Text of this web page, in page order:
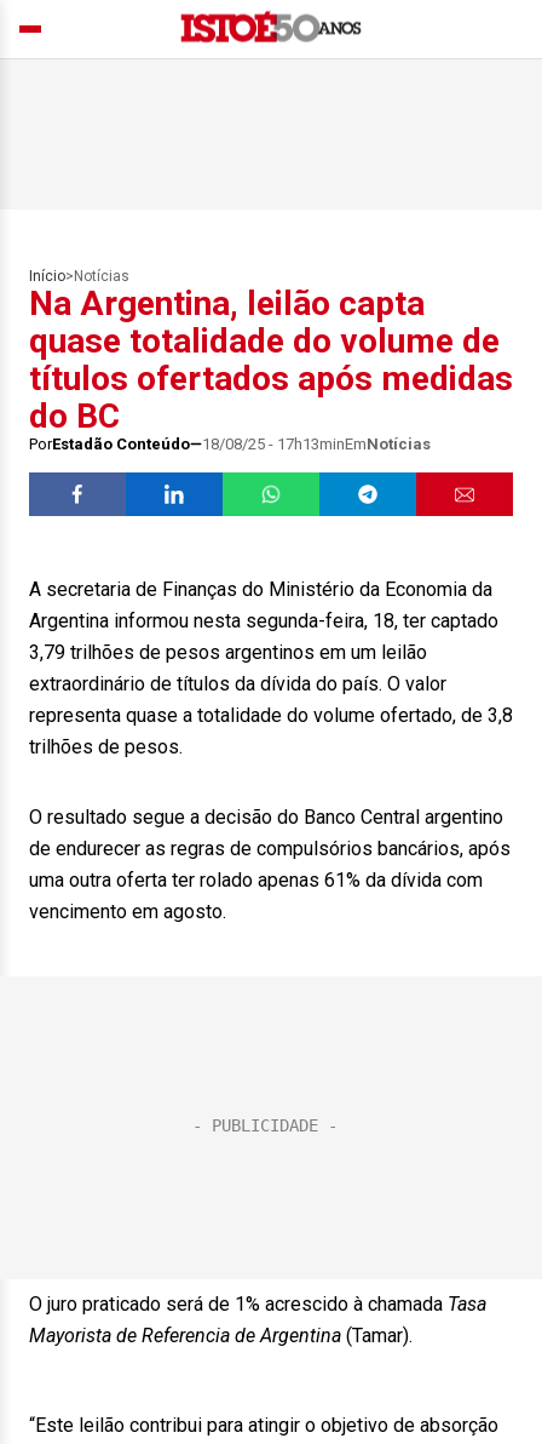
Início> Notícias
Na Argentina, leilão capta
quase totalidade do volume de
títulos ofertados após medidas
do BC
PorEstadão Conteúdo 18/08/25 - 17h13minEmNotícias
A secretaria de Finanças do Ministério da Economia da
Argentina informou nesta segunda-feira, 18, ter captado
3,79 trilhões de pesos argentinos em um leilão
extraordinário de títulos da dívida do país. O valor
representa quase a totalidade do volume ofertado, de 3,8
trilhões de pesos.
O resultado segue a decisão do Banco Central argentino
de endurecer as regras de compulsórios bancários, após
uma outra oferta ter rolado apenas 61% da dívida com
vencimento em agosto.
O juro praticado será de 1% acrescido à chamada Tasa
Mayorista de Referencia de Argentina (Tamar).
“Este leilão contribui para atingir o objetivo de absorção